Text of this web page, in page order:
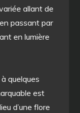
allant de
passant par
en lumière
quelques
est
d’une flore